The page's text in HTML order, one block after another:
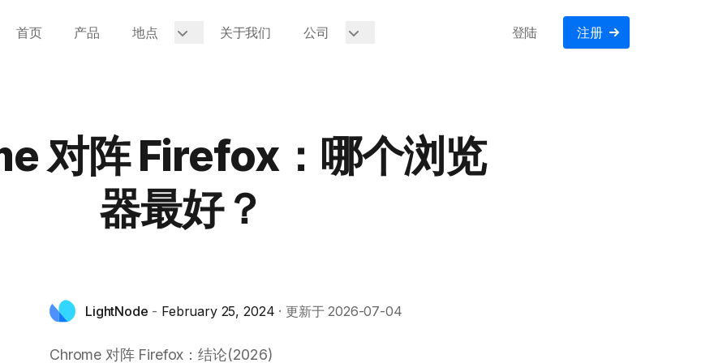
首页 产品 地点 关于我们 公司 登陆 注册
对阵 Firefox：哪个浏览
器最好？
LightNode - February 25, 2024 · 更新于 2026-07-04
Chrome 对阵 Firefox：结论(2026)